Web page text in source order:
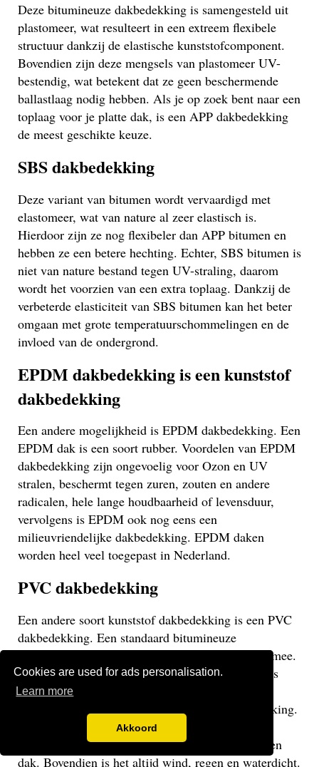
Cookies are used for ads personalisation.
Learn more
Akkoord
Deze bitumineuze dakbedekking is samengesteld uit
plastomeer, wat resulteert in een extreem flexibele
structuur dankzij de elastische kunststofcomponent.
Bovendien zijn deze mengsels van plastomeer UV-
bestendig, wat betekent dat ze geen beschermende
ballastlaag nodig hebben. Als je op zoek bent naar een
toplaag voor je platte dak, is een APP dakbedekking
de meest geschikte keuze.
SBS dakbedekking
Deze variant van bitumen wordt vervaardigd met
elastomeer, wat van nature al zeer elastisch is.
Hierdoor zijn ze nog flexibeler dan APP bitumen en
hebben ze een betere hechting. Echter, SBS bitumen is
niet van nature bestand tegen UV-straling, daarom
wordt het voorzien van een extra toplaag. Dankzij de
verbeterde elasticiteit van SBS bitumen kan het beter
omgaan met grote temperatuurschommelingen en de
invloed van de ondergrond.
EPDM dakbedekking is een kunststof
dakbedekking
Een andere mogelijkheid is EPDM dakbedekking. Een
EPDM dak is een soort rubber. Voordelen van EPDM
dakbedekking zijn ongevoelig voor Ozon en UV
stralen, beschermt tegen zuren, zouten en andere
radicalen, hele lange houdbaarheid of levensduur,
vervolgens is EPDM ook nog eens een
milieuvriendelijke dakbedekking. EPDM daken
worden heel veel toegepast in Nederland.
PVC dakbedekking
Een andere soort kunststof dakbedekking is een PVC
dakbedekking. Een standaard bitumineuze
dakbedekking gaat veelal niet langer dan 15 jaar mee.
Een EPDM of PVC dak gaat veel langer mee en is
daarom een stuk duurzamer. Een PVC dak heeft
dezelfde eigenschappen als een EPDM dakbedekking.
Het gaat weliswaar iets minder lang mee dan een
EPDM dak, maar uiteraard langer dan een bitumen
dak. Bovendien is het altijd wind, regen en waterdicht.